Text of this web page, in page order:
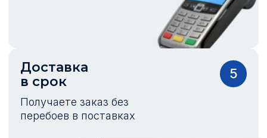
Доставка
в срок
Получаете заказ без
перебоев в поставках
5